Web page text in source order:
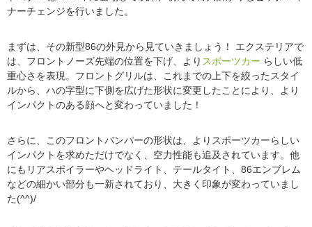
ナーチェンジを行いました。
まずは、その新型86の外見から見ていきましょう！ エクステリアで
は、フロントノーズ先端の位置を下げ、より スポーツカー らしい低
重心さを表現。フロントグリルは、これまでの上下を絞ったスタイ
ルから、ハの字型に下側を広げた形状に変更したことにより、より
インパクトのある顔へと変わっていました！
さらに、このフロントバンパーの形状は、よりスポーツカーらしい
インパクトを求めただけでなく、空力性能も追及されています。他
にもリアスポイラーやヘッドライト、テールタイト、86エンブレム
などの細かい部分も一新されており、大きく印象が変わっていまし
た(^^)/